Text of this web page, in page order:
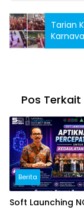
Tarian
Pos Terkait
Berita
Soft Launching